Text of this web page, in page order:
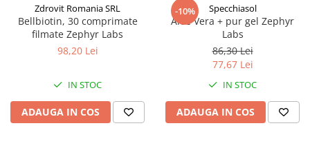
Suplimente pentru imunitate
Dieta
Antioxidanti
Zdrovit Romania SRL
Bellbiotin, 30 comprimate
filmate Zephyr Labs
98,20 Lei
IN STOC
ADAUGA IN COS
-10% Specchiasol
Aloe Vera + pur gel Zephyr
Labs
86,30 Lei
77,67 Lei
IN STOC
ADAUGA IN COS